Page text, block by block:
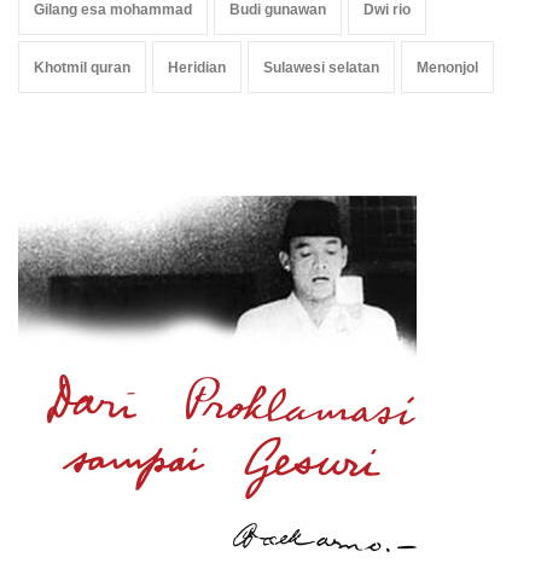
Gilang esa mohammad Budi gunawan Dwi rio
Khotmil quran Heridian Sulawesi selatan Menonjol